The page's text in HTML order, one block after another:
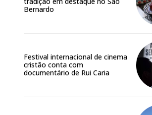
Bernardo
Festival internacional de cinema
cristão conta com
documentário de Rui Caria